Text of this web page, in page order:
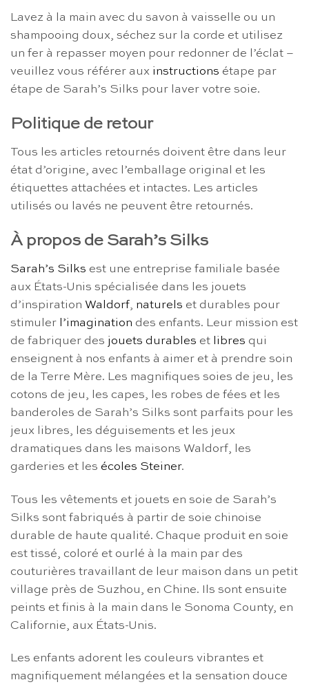
Lavez à la main avec du savon à vaisselle ou un
shampooing doux, séchez sur la corde et utilisez
un fer à repasser moyen pour redonner de l’éclat –
veuillez vous référer aux instructions étape par
étape de Sarah’s Silks pour laver votre soie.
Politique de retour
Tous les articles retournés doivent être dans leur
état d’origine, avec l’emballage original et les
étiquettes attachées et intactes. Les articles
utilisés ou lavés ne peuvent être retournés.
À propos de Sarah’s Silks
Sarah’s Silks est une entreprise familiale basée
aux États-Unis spécialisée dans les jouets
d’inspiration Waldorf, naturels et durables pour
stimuler l’imagination des enfants. Leur mission est
de fabriquer des jouets durables et libres qui
enseignent à nos enfants à aimer et à prendre soin
de la Terre Mère. Les magnifiques soies de jeu, les
cotons de jeu, les capes, les robes de fées et les
banderoles de Sarah’s Silks sont parfaits pour les
jeux libres, les déguisements et les jeux
dramatiques dans les maisons Waldorf, les
garderies et les écoles Steiner.
Tous les vêtements et jouets en soie de Sarah’s
Silks sont fabriqués à partir de soie chinoise
durable de haute qualité. Chaque produit en soie
est tissé, coloré et ourlé à la main par des
couturières travaillant de leur maison dans un petit
village près de Suzhou, en Chine. Ils sont ensuite
peints et finis à la main dans le Sonoma County, en
Californie, aux États-Unis.
Les enfants adorent les couleurs vibrantes et
magnifiquement mélangées et la sensation douce